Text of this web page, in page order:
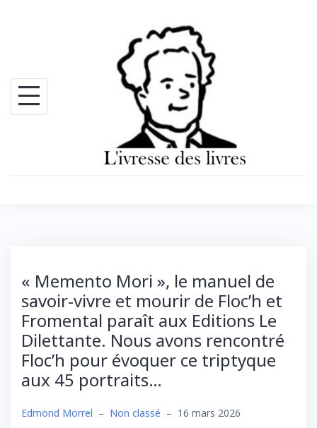
« Memento Mori », le manuel de
savoir-vivre et mourir de Floc’h et
Fromental paraît aux Editions Le
Dilettante. Nous avons rencontré
Floc’h pour évoquer ce triptyque
aux 45 portraits…
Edmond Morrel – Non classé – 16 mars 2026